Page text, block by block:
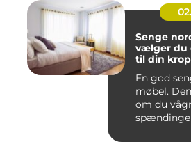
Senge
vælger du
til din krop
En god
møbel.
om du